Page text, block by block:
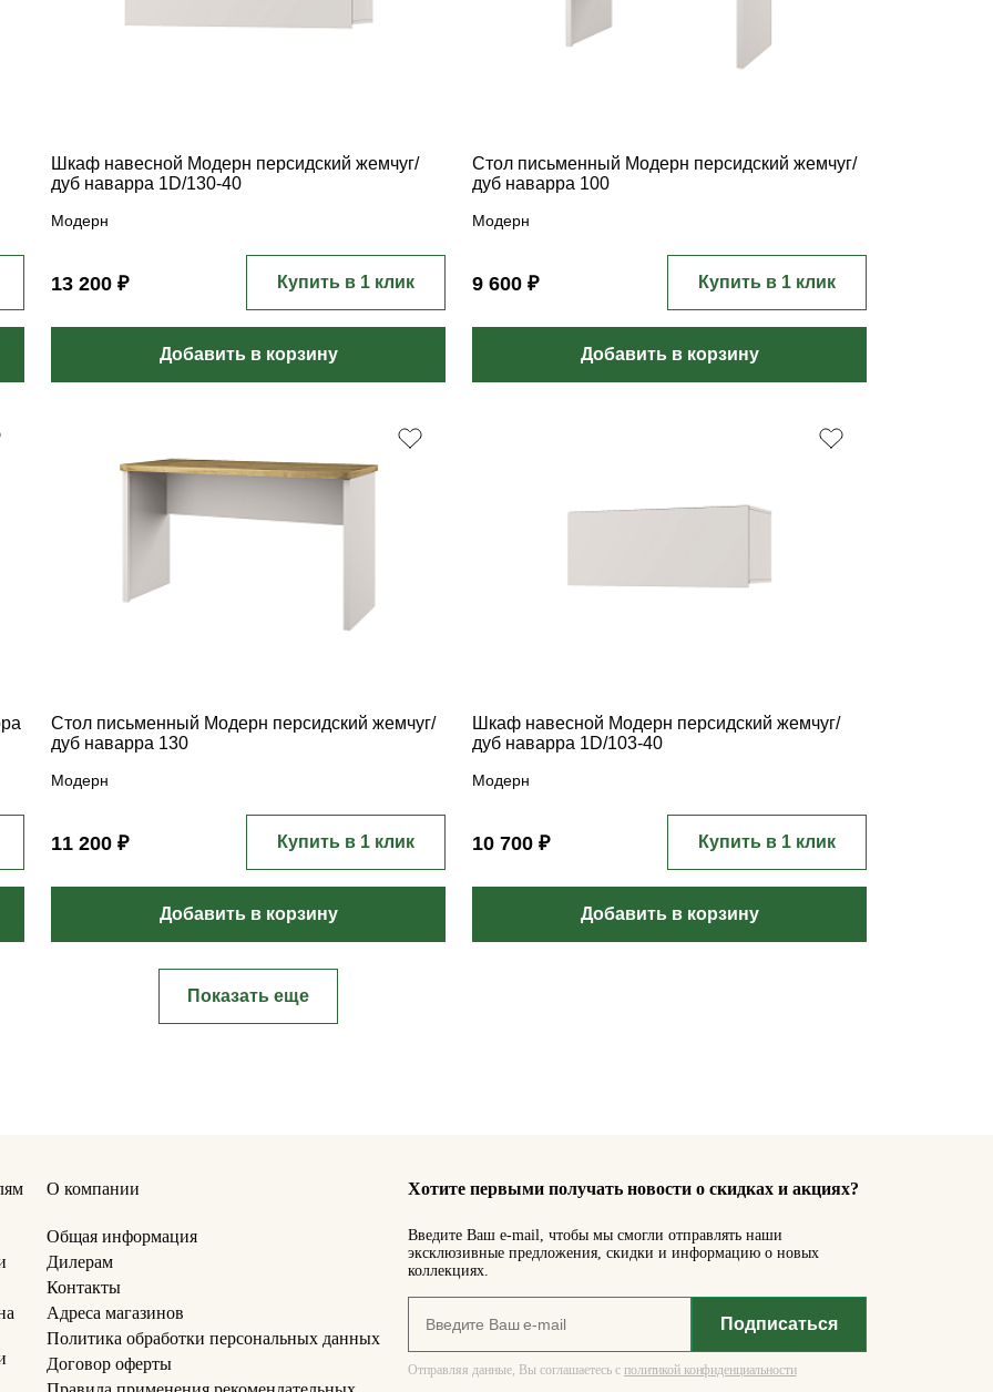
Шкаф навесной Модерн персидский жемчуг/
дуб наварра 1D/130-40
Модерн
13 200 ₽ Купить в 1 клик
Добавить в корзину
Стол письменный Модерн персидский жемчуг/
дуб наварра 100
Модерн
9 600 ₽ Купить в 1 клик
Добавить в корзину
Стол письменный Модерн персидский жемчуг/
дуб наварра 130
Модерн
11 200 ₽ Купить в 1 клик
Добавить в корзину
Шкаф навесной Модерн персидский жемчуг/
дуб наварра 1D/103-40
Модерн
10 700 ₽ Купить в 1 клик
Добавить в корзину
Показать еще
О компании
Общая информация
Дилерам
Контакты
Адреса магазинов
Политика обработки персональных данных
Договор оферты
Хотите первыми получать новости о скидках и акциях?
Введите Ваш e-mail, чтобы мы смогли отправлять наши
эксклюзивные предложения, скидки и информацию о новых
коллекциях.
Отправляя данные, Вы соглашаетесь с политикой конфиденциальности